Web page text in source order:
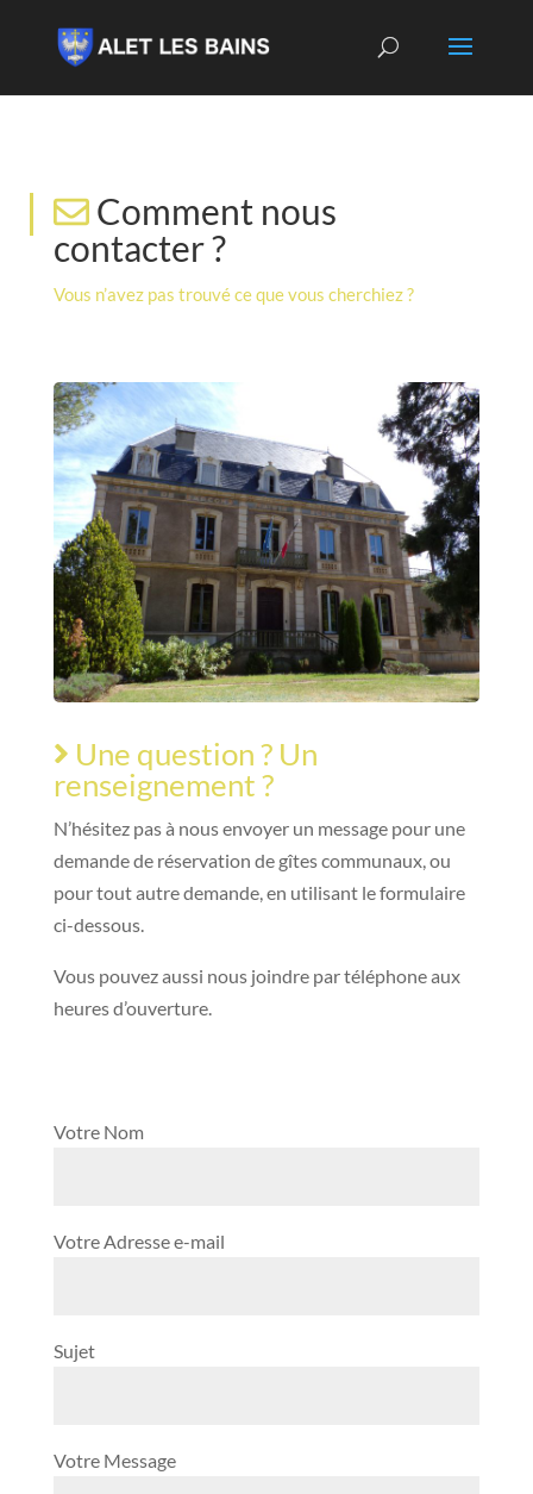
Comment nous
contacter ?
Vous n’avez pas trouvé ce que vous cherchiez ?
Une question ? Un
renseignement ?
N’hésitez pas à nous envoyer un message pour une
demande de réservation de gîtes communaux, ou
pour tout autre demande, en utilisant le formulaire
ci-dessous.
Vous pouvez aussi nous joindre par téléphone aux
heures d’ouverture.
Votre Nom
Votre Adresse e-mail
Sujet
Votre Message